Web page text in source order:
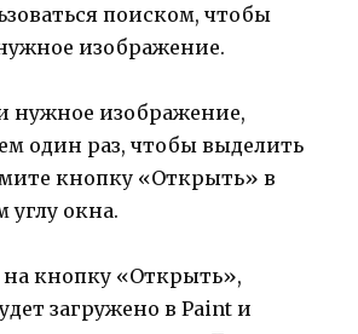
поиском, чтобы
изображение.
нужное изображение,
один раз, чтобы выделить
кнопку «Открыть» в
окна.
кнопку «Открыть»,
загружено в Paint и